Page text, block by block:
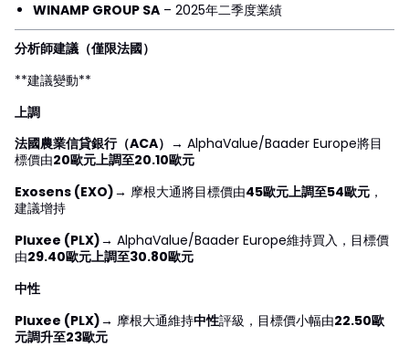
WINAMP GROUP SA – 2025年二季度業績
分析師建議（僅限法國）
**建議變動**
上調
法國農業信貸銀行（ACA） → AlphaValue/Baader Europe將目
標價由20歐元上調至20.10歐元
Exosens (EXO)→ 摩根大通將目標價由45歐元上調至54歐元 ，
建議增持
Pluxee (PLX)→ AlphaValue/Baader Europe維持買入，目標價
由29.40歐元上調至30.80歐元
中性
Pluxee (PLX)→ 摩根大通維持中性評級，目標價小幅由22.50歐
元調升至23歐元